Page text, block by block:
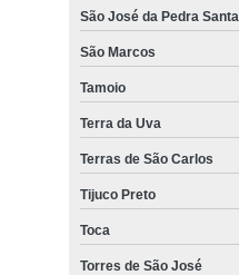
São José da Pedra Santa
São Marcos
Tamoio
Terra da Uva
Terras de São Carlos
Tijuco Preto
Toca
Torres de São José